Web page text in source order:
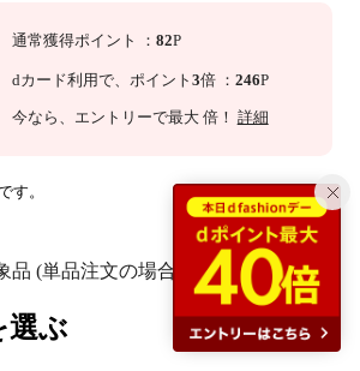
通常獲得ポイント ： 82P
dカード利用で、 ポイント 3倍 ： 246P
今なら 、エントリーで最大 倍！ 詳細
す。
品 (単品注文の場合)
選ぶ